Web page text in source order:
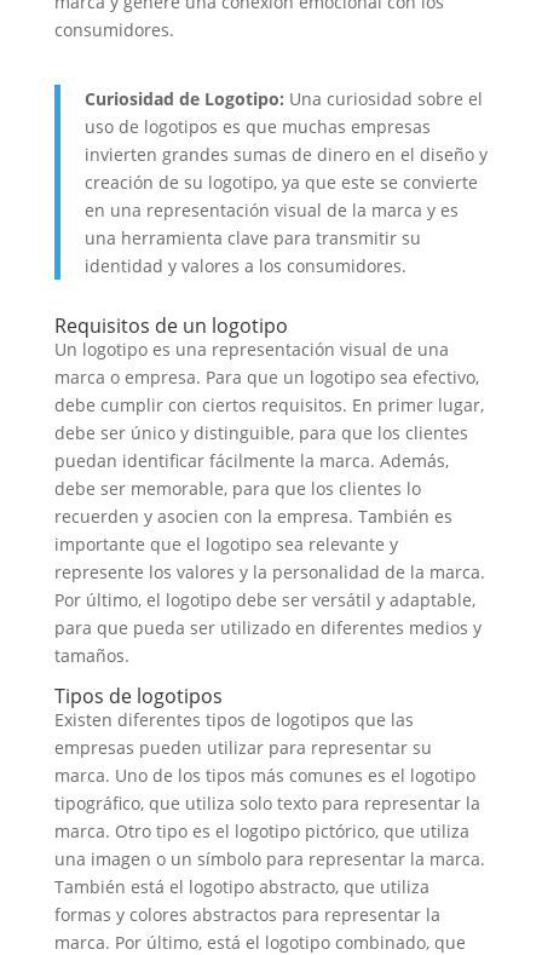
consumidores.
Curiosidad de Logotipo: Una curiosidad sobre el
uso de logotipos es que muchas empresas
invierten grandes sumas de dinero en el diseño y
creación de su logotipo, ya que este se convierte
en una representación visual de la marca y es
una herramienta clave para transmitir su
identidad y valores a los consumidores.
Requisitos de un logotipo
Un logotipo es una representación visual de una
marca o empresa. Para que un logotipo sea efectivo,
debe cumplir con ciertos requisitos. En primer lugar,
debe ser único y distinguible, para que los clientes
puedan identificar fácilmente la marca. Además,
debe ser memorable, para que los clientes lo
recuerden y asocien con la empresa. También es
importante que el logotipo sea relevante y
represente los valores y la personalidad de la marca.
Por último, el logotipo debe ser versátil y adaptable,
para que pueda ser utilizado en diferentes medios y
tamaños.
Tipos de logotipos
Existen diferentes tipos de logotipos que las
empresas pueden utilizar para representar su
marca. Uno de los tipos más comunes es el logotipo
tipográfico, que utiliza solo texto para representar la
marca. Otro tipo es el logotipo pictórico, que utiliza
una imagen o un símbolo para representar la marca.
También está el logotipo abstracto, que utiliza
formas y colores abstractos para representar la
marca. Por último, está el logotipo combinado, que